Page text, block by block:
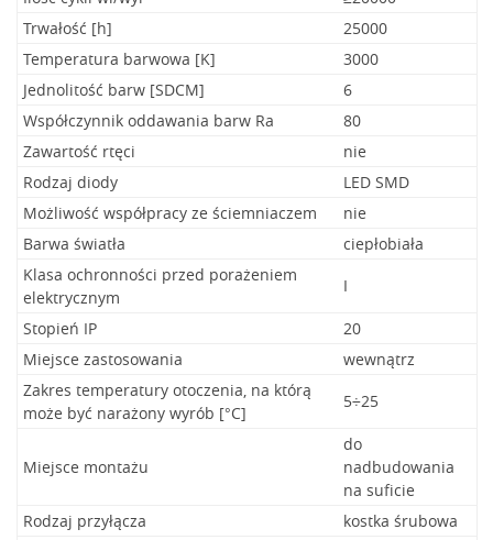
Trwałość [h]
25000
Temperatura barwowa [K]
3000
Jednolitość barw [SDCM]
6
Współczynnik oddawania barw Ra
80
Zawartość rtęci
nie
Rodzaj diody
LED SMD
Możliwość współpracy ze ściemniaczem
nie
Barwa światła
ciepłobiała
Klasa ochronności przed porażeniem
elektrycznym
I
Stopień IP
20
Miejsce zastosowania
wewnątrz
Zakres temperatury otoczenia, na którą
może być narażony wyrób [°C]
5÷25
Miejsce montażu
do
nadbudowania
na suficie
Rodzaj przyłącza
kostka śrubowa